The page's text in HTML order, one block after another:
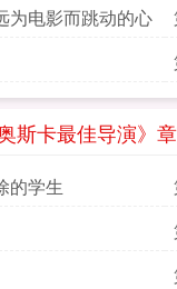
为电影而跳动的心
斯卡最佳导演》
的学生